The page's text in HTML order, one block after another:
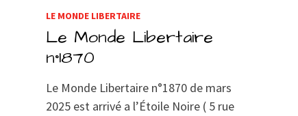
LE MONDE LIBERTAIRE
Le Monde Libertaire
n°1870
Le Monde Libertaire n°1870 de mars
2025 est arrivé a l’Étoile Noire ( 5 rue